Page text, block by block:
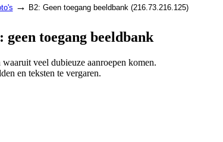
→ B2: Geen toegang beeldbank (216.73.216.125)
geen toegang beeldbank
veel dubieuze aanroepen komen.
en teksten te vergaren.